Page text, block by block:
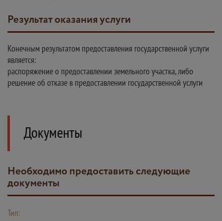
Результат оказания услуги
Конечным результатом предоставления государственной услуги
является:
распоряжение о предоставлении земельного участка, либо
решение об отказе в предоставлении государственной услуги
Документы
Необходимо предоставить следующие
документы
Тип: